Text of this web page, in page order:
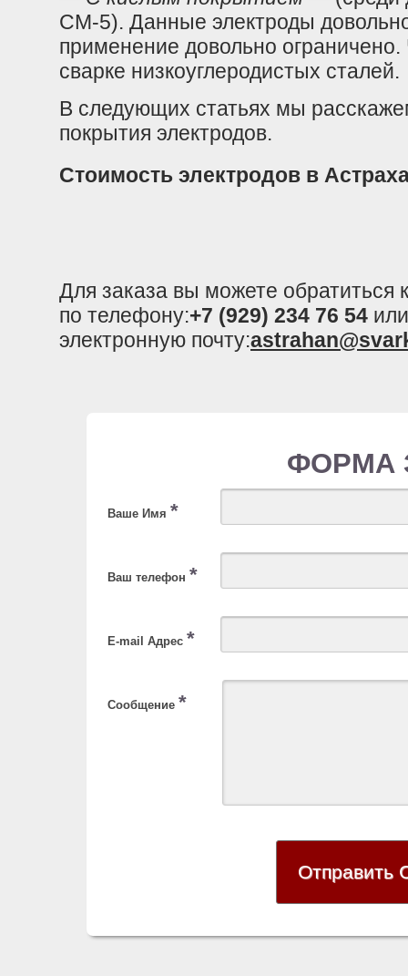
СМ-5). Данные электроды
применение довольно
сварке низкоуглеродистых сталей.
В следующих статьях мы
покрытия электродов.
Стоимость электродов в
Для заказа вы можете
по телефону:+7 (929) 234 76 54
электронную почту:
ФОРМА
Ваше Имя *
Ваш телефон *
E-mail Адрес *
Сообщение *